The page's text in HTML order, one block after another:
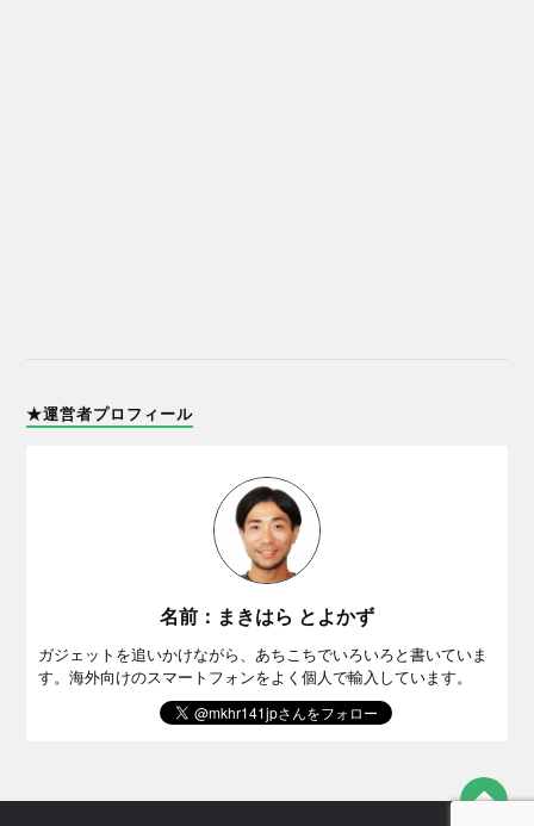
★運営者プロフィール
名前：まきはら とよかず
ガジェットを追いかけながら、あちこちでいろいろと書いていま
す。海外向けのスマートフォンをよく個人で輸入しています。